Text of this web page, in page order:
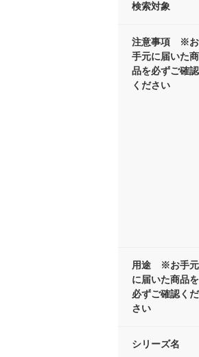
検索対象
注意事項 ※お
手元に届いた商
品を必ずご確認
ください
用途 ※お手元
に届いた商品を
必ずご確認くだ
さい
シリーズ名